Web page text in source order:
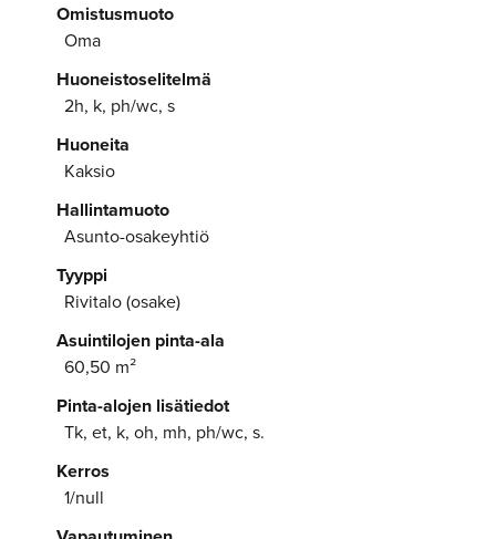
Omistusmuoto
Oma
Huoneistoselitelmä
2h, k, ph/wc, s
Huoneita
Kaksio
Hallintamuoto
Asunto-osakeyhtiö
Tyyppi
Rivitalo (osake)
Asuintilojen pinta-ala
60,50 m²
Pinta-alojen lisätiedot
Tk, et, k, oh, mh, ph/wc, s.
Kerros
1/null